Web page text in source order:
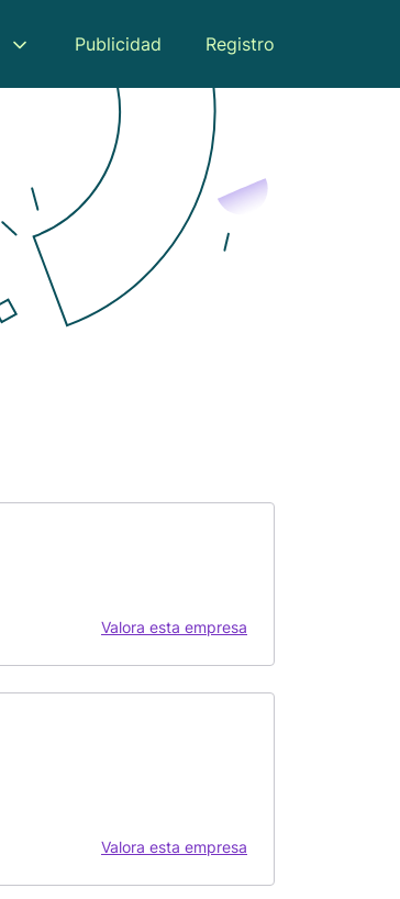
Publicidad Registro
Valora esta empresa
Valora esta empresa